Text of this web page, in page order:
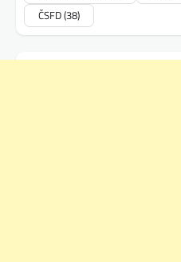
ČSFD(38)